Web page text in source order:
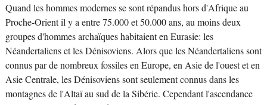
Quand les hommes modernes se sont répandus hors d'Afrique au
Proche-Orient il y a entre 75.000 et 50.000 ans, au moins deux
groupes d'hommes archaïques habitaient en Eurasie: les
Néandertaliens et les Dénisoviens. Alors que les Néandertaliens sont
connus par de nombreux fossiles en Europe, en Asie de l'ouest et en
Asie Centrale, les Dénisoviens sont seulement connus dans les
montagnes de l'Altaï au sud de la Sibérie. Cependant l'ascendance